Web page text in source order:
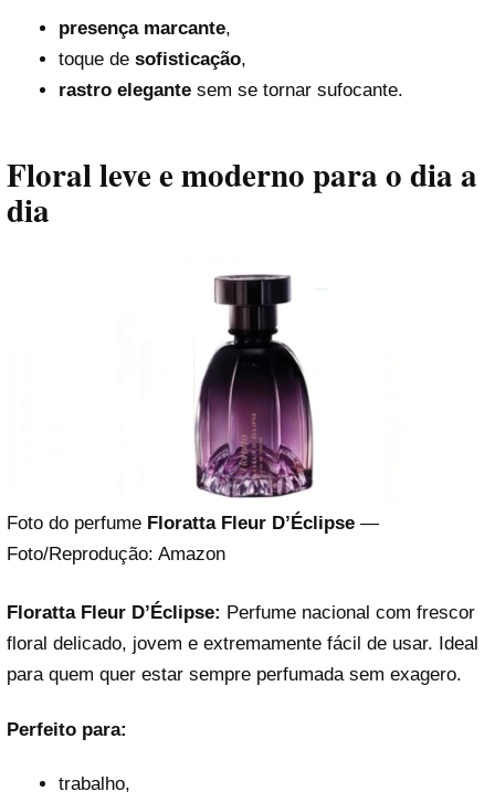
presença marcante,
toque de sofisticação,
rastro elegantesem se tornar sufocante.
Floral leve e moderno para o dia a
dia
Foto do perfume Floratta Fleur D’Éclipse —
Foto/Reprodução: Amazon
Floratta Fleur D’Éclipse: Perfume nacional com frescor
floral delicado, jovem e extremamente fácil de usar. Ideal
para quem quer estar sempre perfumada sem exagero.
Perfeito para:
trabalho,